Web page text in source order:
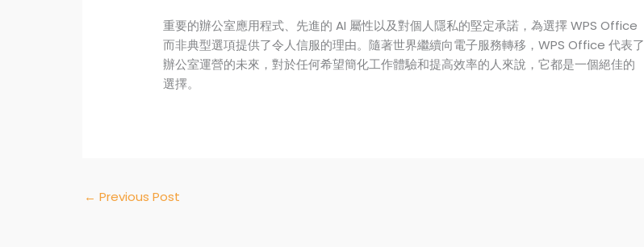
重要的辦公室應用程式、先進的 AI 屬性以及對個人隱私的堅定承諾，為選擇 WPS Office
而非典型選項提供了令人信服的理由。隨著世界繼續向電子服務轉移，WPS Office 代表了
辦公室運營的未來，對於任何希望簡化工作體驗和提高效率的人來說，它都是一個絕佳的
選擇。
← Previous Post